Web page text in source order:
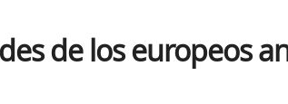
de los europeos